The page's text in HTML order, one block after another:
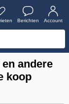
Berichten Account
andere
koop